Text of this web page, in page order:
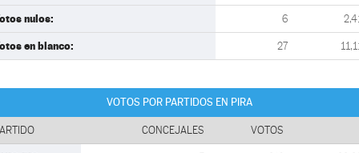
nulos: 6
en blanco: 27
VOTOS POR PARTIDOS EN PIRA
CONCEJALES VOTOS